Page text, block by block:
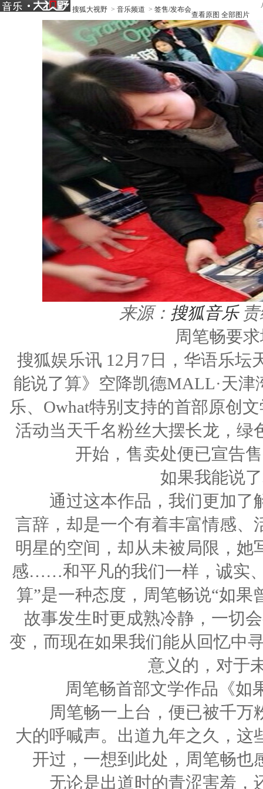
搜狐大视野 > 音乐频道 > 签售/发布会
查看原图 全部图片
来源： 搜狐音乐
周笔畅要
搜狐娱乐讯 12月7日，华语乐坛
能说了算》空降凯德MALL·天
乐、Owhat特别支持的首部原创
活动当天千名粉丝大摆长龙，绿
开始，售卖处便已宣告
如果我能说了
通过这本作品，我们更加了
言辞，却是一个有着丰富情感、
明星的空间，却从未被局限，
感……和平凡的我们一样，诚实
算”是一种态度，周笔畅说“如
故事发生时更成熟冷静，一切
变，而现在如果我们能从回忆中
意义的，对于
周笔畅首部文学作品《如果
周笔畅一上台，便已被千万
大的呼喊声。出道九年之久，
开过，一想到此处，周笔畅也
无论是出道时的青涩害羞，